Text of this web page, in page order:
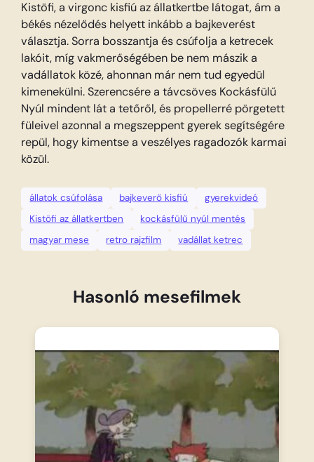
Kistöfi, a virgonc kisfiú az állatkertbe látogat, ám a
békés nézelődés helyett inkább a bajkeverést
választja. Sorra bosszantja és csúfolja a ketrecek
lakóit, míg vakmerőségében be nem mászik a
vadállatok közé, ahonnan már nem tud egyedül
kimenekülni. Szerencsére a távcsöves Kockásfülű
Nyúl mindent lát a tetőről, és propellerré pörgetett
füleivel azonnal a megszeppent gyerek segítségére
repül, hogy kimentse a veszélyes ragadozók karmai
közül.
állatok csúfolása bajkeverő kisfiú
gyerekvideó
Kistöfi az állatkertben
kockásfülű nyúl mentés
magyar mese
retro rajzfilm vadállat ketrec
Hasonló mesefilmek